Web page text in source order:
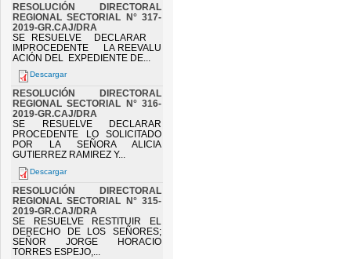
RESOLUCIÓN DIRECTORAL
REGIONAL SECTORIAL N° 317-
2019-GR.CAJ/DRA
SE RESUELVE DECLARAR
IMPROCEDENTE LA REEVALU
ACIÓN DEL EXPEDIENTE DE...
Descargar
RESOLUCIÓN DIRECTORAL
REGIONAL SECTORIAL N° 316-
2019-GR.CAJ/DRA
SE RESUELVE DECLARAR
PROCEDENTE LO SOLICITADO
POR LA SEÑORA ALICIA
GUTIERREZ RAMIREZ Y...
Descargar
RESOLUCIÓN DIRECTORAL
REGIONAL SECTORIAL N° 315-
2019-GR.CAJ/DRA
SE RESUELVE RESTITUIR EL
DERECHO DE LOS SEÑORES;
SEÑOR JORGE HORACIO
TORRES ESPEJO,...